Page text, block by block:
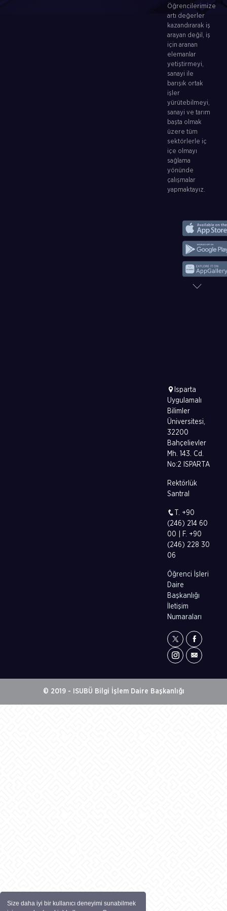
Size daha iyi bir kullanıcı deneyimi sunabilmek
Öğrencilerimize
artı değerler
kazandırarak iş
arayan değil, iş
için aranan
elemanlar
yetiştirmeyi,
sanayi ile
barışık ortak
işler
yürütebilmeyi,
sanayi ve tarım
başta olmak
üzere tüm
sektörlerle iç
içe olmayı
sağlama
yönünde
çalışmalar
yapmaktayız.
Isparta
Uygulamalı
Bilimler
Üniversitesi,
32200
Bahçelievler
Mh. 143. Cd.
No:2 ISPARTA
Rektörlük
Santral
T. +90
(246) 214 60
00 | F. +90
(246) 228 30
06
Öğrenci İşleri
Daire
Başkanlığı
İletişim
Numaraları
© 2019 - ISUBÜ Bilgi İşlem Daire Başkanlığı